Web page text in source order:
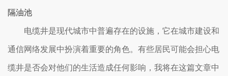
隔油池
电缆井是现代城市中普遍存在的设施，它在城市建设和
通信网络发展中扮演着重要的角色。有些居民可能会担心电
缆井是否会对他们的生活造成任何影响，我将在这篇文章中